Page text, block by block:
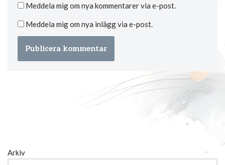
Meddela mig om nya kommentarer via e-post.
Meddela mig om nya inlägg via e-post.
Arkiv